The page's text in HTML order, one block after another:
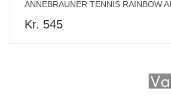
ANNEBRAUNER TENNIS RAINBOW
Kr. 545